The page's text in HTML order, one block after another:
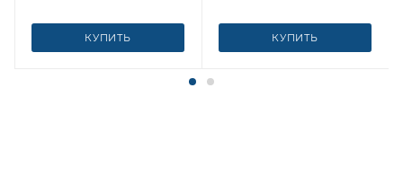
КУПИТЬ КУПИТЬ